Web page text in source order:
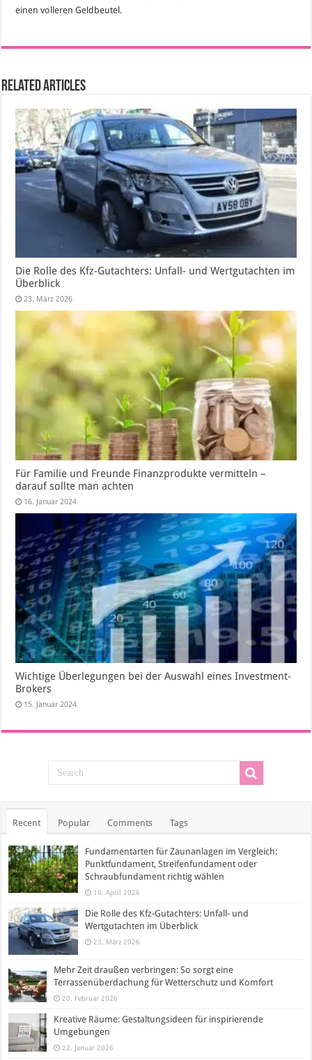
einen volleren Geldbeutel.
Related Articles
Die Rolle des Kfz-Gutachters: Unfall- und Wertgutachten im
Überblick
23. März 2026
Für Familie und Freunde Finanzprodukte vermitteln –
darauf sollte man achten
16. Januar 2024
Wichtige Überlegungen bei der Auswahl eines Investment-
Brokers
15. Januar 2024
Recent Popular Comments Tags
Fundamentarten für Zaunanlagen im Vergleich:
Punktfundament, Streifenfundament oder
Schraubfundament richtig wählen
16. April 2026
Die Rolle des Kfz-Gutachters: Unfall- und
Wertgutachten im Überblick
23. März 2026
Mehr Zeit draußen verbringen: So sorgt eine
Terrassenüberdachung für Wetterschutz und Komfort
20. Februar 2026
Kreative Räume: Gestaltungsideen für inspirierende
Umgebungen
22. Januar 2026